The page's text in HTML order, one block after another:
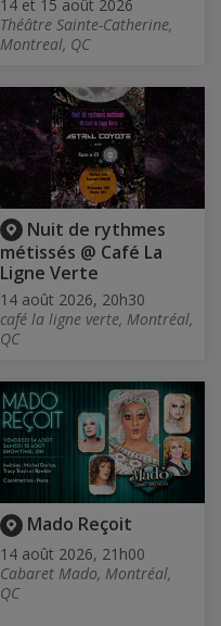
14 et 15 août 2026
Théâtre Sainte-Catherine,
Montreal, QC
Nuit de rythmes
métissés @ Café La
Ligne Verte
14 août 2026, 20h30
café la ligne verte, Montréal,
QC
Mado Reçoit
14 août 2026, 21h00
Cabaret Mado, Montréal,
QC